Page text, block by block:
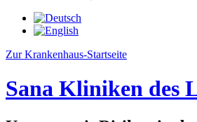
Zur Krankenhaus-Startseite
Sana Kliniken des